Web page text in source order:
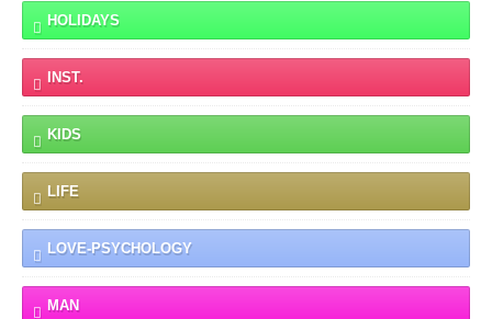
HOLIDAYS
INST.
KIDS
LIFE
LOVE-PSYCHOLOGY
MAN